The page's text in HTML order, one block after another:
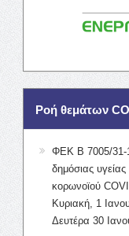
Ροή θεμάτων
ΦΕΚ Β 7005/31-
δημόσιας
κορωνοϊού
Κυριακή, 1
Δευτέρα 30